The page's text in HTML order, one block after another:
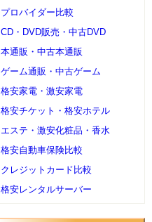
プロバイダー比較
CD・DVD販売・中古DVD
本通販・中古本通販
ゲーム通販・中古ゲーム
格安家電・激安家電
格安チケット・格安ホテル
エステ・激安化粧品・香水
格安自動車保険比較
クレジットカード比較
格安レンタルサーバー